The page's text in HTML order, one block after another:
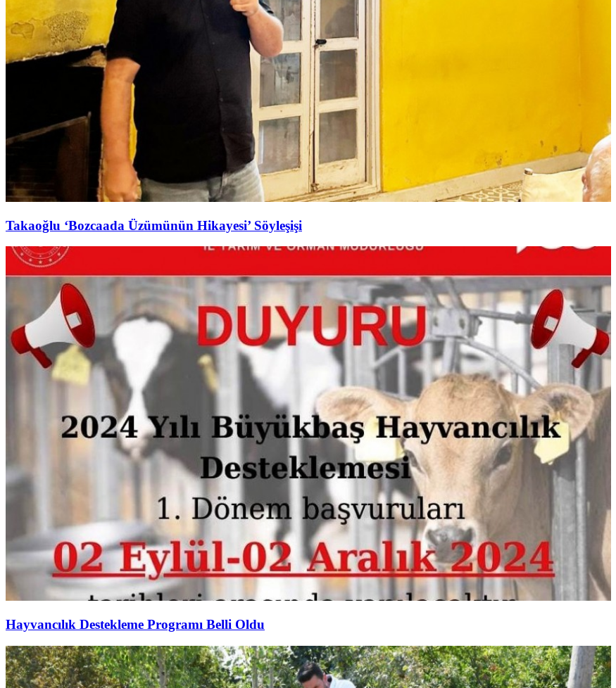
Takaoğlu ‘Bozcaada Üzümünün Hikayesi’ Söyleşişi
Hayvancılık Destekleme Programı Belli Oldu